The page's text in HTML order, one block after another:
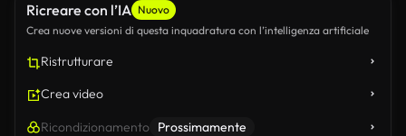
Ricreare con l’IA Nuovo
Crea nuove versioni di questa inquadratura con l’intelligenza artificiale
Ristrutturare
Crea video
Ricondizionamento Prossimamente